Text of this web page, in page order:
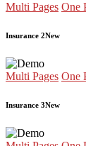
Multi Pages One
Insurance 2New
Multi Pages One
Insurance 3New